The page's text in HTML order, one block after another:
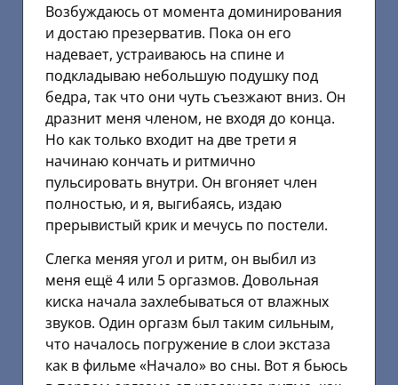
Возбуждаюсь от момента доминирования
и достаю презерватив. Пока он его
надевает, устраиваюсь на спине и
подкладываю небольшую подушку под
бедра, так что они чуть съезжают вниз. Он
дразнит меня членом, не входя до конца.
Но как только входит на две трети я
начинаю кончать и ритмично
пульсировать внутри. Он вгоняет член
полностью, и я, выгибаясь, издаю
прерывистый крик и мечусь по постели.
Слегка меняя угол и ритм, он выбил из
меня ещё 4 или 5 оргазмов. Довольная
киска начала захлебываться от влажных
звуков. Один оргазм был таким сильным,
что началось погружение в слои экстаза
как в фильме «Начало» во сны. Вот я бьюсь